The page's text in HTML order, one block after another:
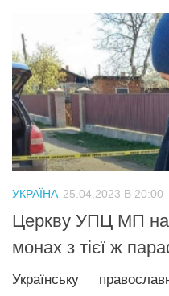
УКРАЇНА 25.04.2023 В 20:00
Церкву УПЦ МП на
монах з тієї ж
Українську